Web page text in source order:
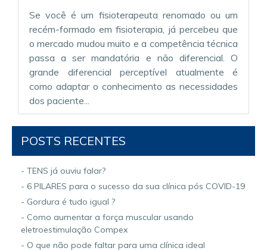
Se você é um fisioterapeuta renomado ou um
recém-formado em fisioterapia, já percebeu que
o mercado mudou muito e a competência técnica
passa a ser mandatória e não diferencial. O
grande diferencial perceptível atualmente é
como adaptar o conhecimento as necessidades
dos paciente...
POSTS RECENTES
- TENS já ouviu falar?
- 6 PILARES para o sucesso da sua clínica pós COVID-19
- Gordura é tudo igual ?
- Como aumentar a força muscular usando
eletroestimulação Compex
- O que não pode faltar para uma clínica ideal